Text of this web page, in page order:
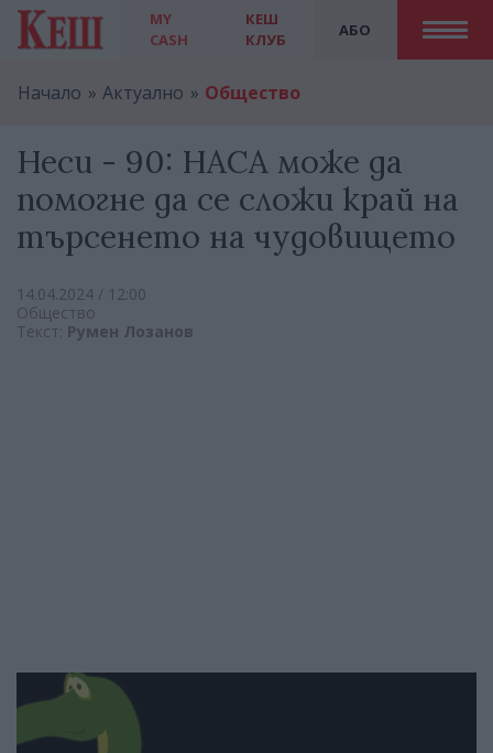
MY
CASH
АБО
КЕШ
КЛУБ
Начало Актуално Общество
Неси - 90: НАСА може да
помогне да се сложи край на
търсенето на чудовището
14.04.2024 / 12:00
Общество
Текст: Румен Лозанов